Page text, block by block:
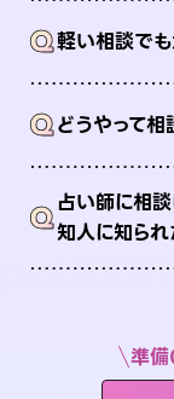
Q軽い相談で
Qどうやって相
Q占い師に相
知人に知られ
準備